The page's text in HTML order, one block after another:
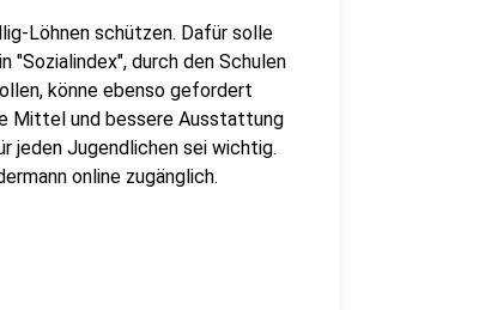
Löhnen schützen. Dafür solle
durch den Schulen
könne ebenso gefordert
Mittel und bessere Ausstattung
jeden Jugendlichen sei wichtig.
online zugänglich.